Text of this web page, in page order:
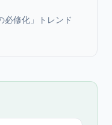
必修化」トレンド